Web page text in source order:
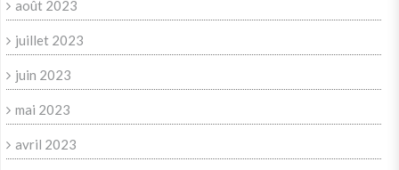
août 2023
juillet 2023
juin 2023
mai 2023
avril 2023